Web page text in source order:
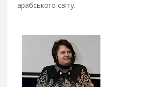
арабського світу.